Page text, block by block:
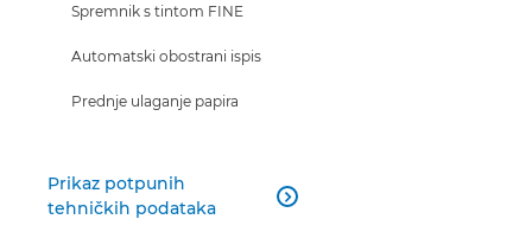
Spremnik s tintom FINE
Automatski obostrani ispis
Prednje ulaganje papira
Prikaz potpunih
tehničkih podataka
